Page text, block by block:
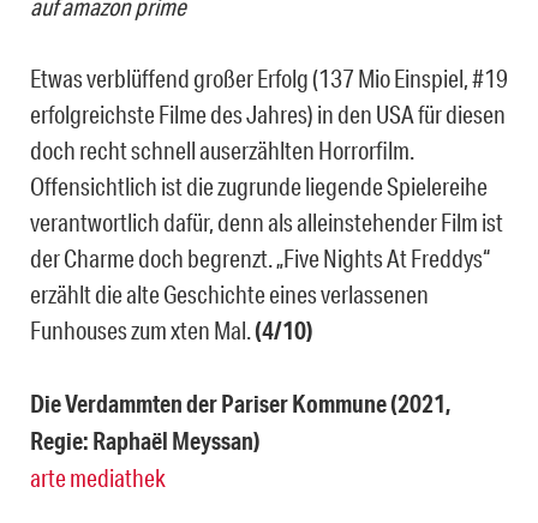
auf amazon prime
Etwas verblüffend großer Erfolg (137 Mio Einspiel, #19
erfolgreichste Filme des Jahres) in den USA für diesen
doch recht schnell auserzählten Horrorfilm.
Offensichtlich ist die zugrunde liegende Spielereihe
verantwortlich dafür, denn als alleinstehender Film ist
der Charme doch begrenzt. „Five Nights At Freddys“
erzählt die alte Geschichte eines verlassenen
Funhouses zum xten Mal.(4/10)
Die Verdammten der Pariser Kommune (2021,
Regie: Raphaël Meyssan)
arte mediathek